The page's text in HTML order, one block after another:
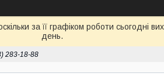
за її графіком роботи сьогодні
день.
283-18-88